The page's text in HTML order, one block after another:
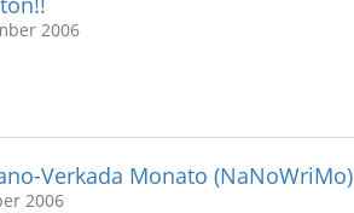
2006
Verkada Monato (NaNoWriMo)
2006